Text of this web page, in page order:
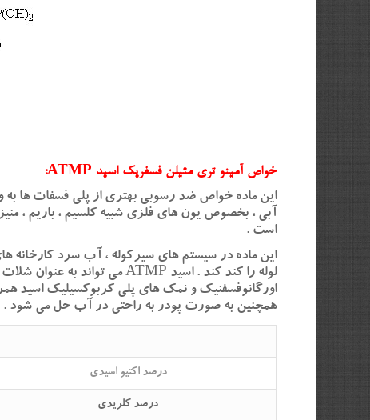
خواص آمینو تری متیلن فسفریک اسید ATMP:
این ماده خواص ضد رسوبی بهتری از پلی فسفات ها به
است .
این ماده در سیستم های سیرکوله ، آب سرد
همچنین به صورت پودر به راحتی در آب حل می شود . ATMP برای استفاده در زمستان و نواحی یخ زده بسیار مناسب است .
درصد اکتیو اسیدی
درصد کلریدی